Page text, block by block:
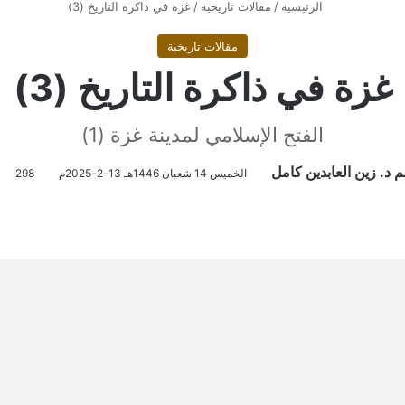
الرئيسية / مقالات تاريخية / غزة في ذاكرة التاريخ (3)
مقالات تاريخية
غزة في ذاكرة التاريخ (3)
الفتح الإسلامي لمدينة غزة (1)
د. زين العابدين كامل الخميس 14 شعبان 1446هـ 13-2-2025م 298